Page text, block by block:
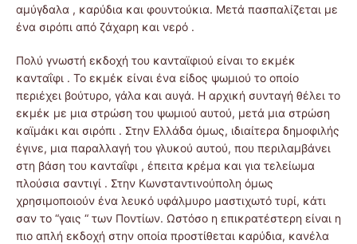
αμύγδαλα , καρύδια και φουντούκια. Μετά πασπαλίζεται με
ένα σιρόπι από ζάχαρη και νερό .
Πολύ γνωστή εκδοχή του κανταϊφιού είναι το εκμέκ
κανταΐφι . Το εκμέκ είναι ένα είδος ψωμιού το οποίο
περιέχει βούτυρο, γάλα και αυγά. Η αρχική συνταγή θέλει το
εκμέκ με μια στρώση του ψωμιού αυτού, μετά μια στρώση
καϊμάκι και σιρόπι . Στην Ελλάδα όμως, ιδιαίτερα δημοφιλής
έγινε, μια παραλλαγή του γλυκού αυτού, που περιλαμβάνει
στη βάση του κανταΐφι , έπειτα κρέμα και για τελείωμα
πλούσια σαντιγί . Στην Κωνσταντινούπολη όμως
χρησιμοποιούν ένα λευκό υφάλμυρο μαστιχωτό τυρί, κάτι
σαν το “γαις “ των Ποντίων. Ωστόσο η επικρατέστερη είναι η
πιο απλή εκδοχή στην οποία προστίθεται καρύδια, κανέλα